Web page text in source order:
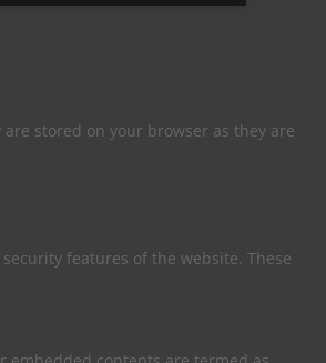
stored on your browser as they are
features of the website. These